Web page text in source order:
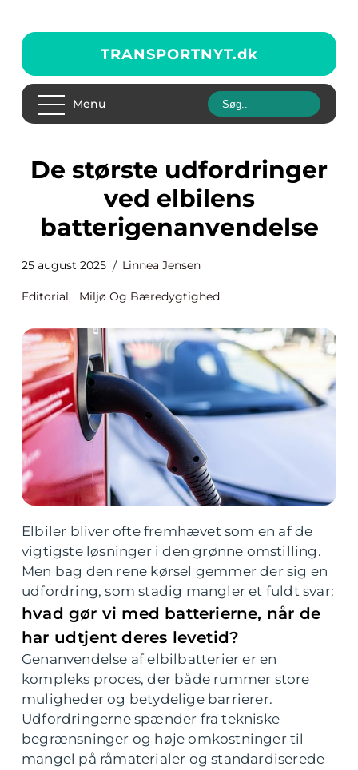
TRANSPORTNYT.dk
Menu
De største udfordringer
ved elbilens
batterigenanvendelse
25 august 2025 Linnea Jensen
Editorial, Miljø Og Bæredygtighed
Elbiler bliver ofte fremhævet som en af de
vigtigste løsninger i den grønne omstilling.
Men bag den rene kørsel gemmer der sig en
udfordring, som stadig mangler et fuldt svar:
hvad gør vi med batterierne, når de
har udtjent deres levetid?
Genanvendelse af elbilbatterier er en
kompleks proces, der både rummer store
muligheder og betydelige barrierer.
Udfordringerne spænder fra tekniske
begrænsninger og høje omkostninger til
mangel på råmaterialer og standardiserede